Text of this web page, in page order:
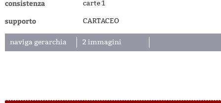
consistenza carte 1
supporto CARTACEO
naviga gerarchia 2 immagini